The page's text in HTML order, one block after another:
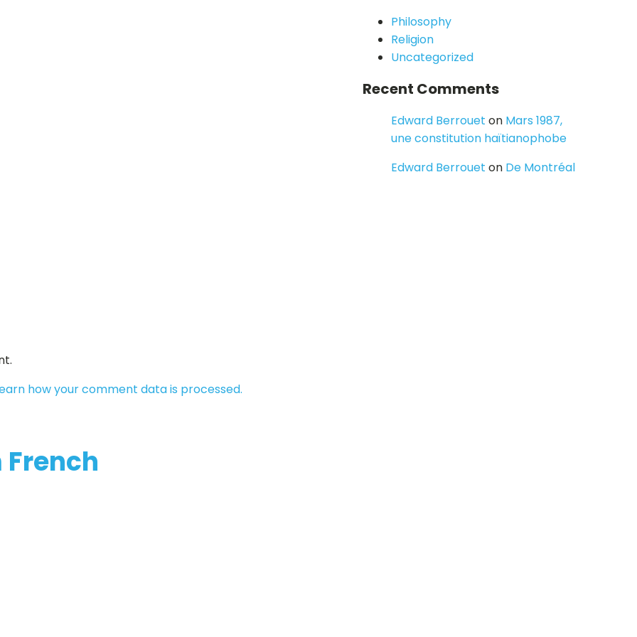
Philosophy
Religion
Uncategorized
Recent Comments
Edward Berrouet on Mars 1987,
une constitution haïtianophobe
Edward Berrouet on De Montréal
how your comment data is processed.